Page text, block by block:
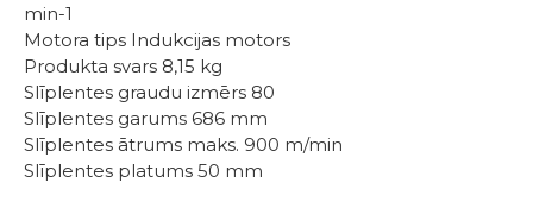
min-1
Motora tips Indukcijas motors
Produkta svars 8,15 kg
Slīplentes graudu izmērs 80
Slīplentes garums 686 mm
Slīplentes ātrums maks. 900 m/min
Slīplentes platums 50 mm